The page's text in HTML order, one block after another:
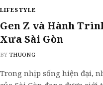
LIFESTYLE
Gen Z và Hành
Xưa Sài Gòn
BY THUONG
Trong nhịp sống hiện đại,